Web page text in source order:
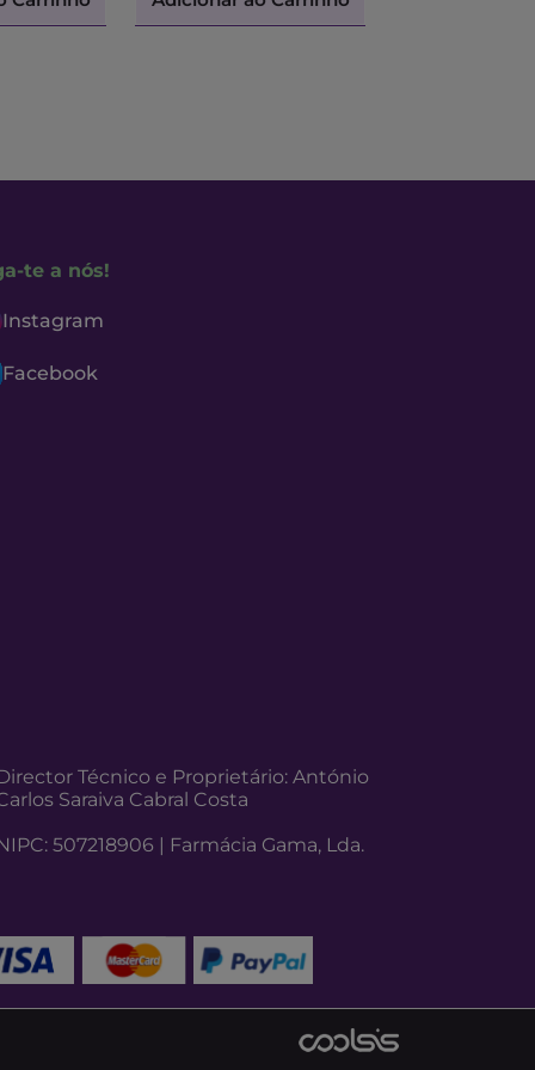
te a nós!
Instagram
Facebook
Técnico e Proprietário: António
Saraiva Cabral Costa
507218906 | Farmácia Gama, Lda.